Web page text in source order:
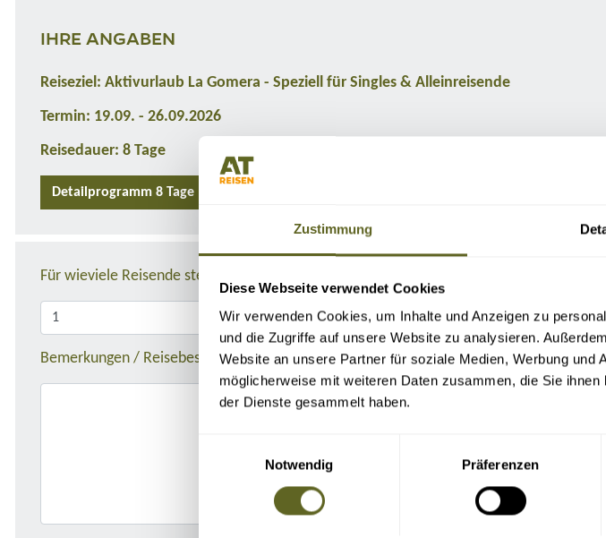
Zustimmung
Diese Webseite verwendet Cookies
Wir verwenden Cookies, um Inhalte und Anzeigen zu
und die Zugriffe auf unsere Website zu analysieren.
Website an unsere Partner für soziale Medien, Werbung
möglicherweise mit weiteren Daten zusammen, die Sie
der Dienste gesammelt haben.
Notwendig
Präferenzen
IHRE ANGABEN
Reiseziel: Aktivurlaub La Gomera - Speziell für Singles & Alleinreisende
Termin: 19.09. - 26.09.2026
Reisedauer: 8 Tage
Detailprogramm 8 Tage
Für wieviele Reisende stellen Sie die Anfrage?
Bemerkungen / Reisebeschreibung